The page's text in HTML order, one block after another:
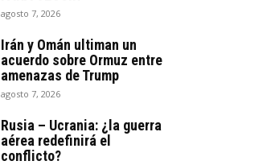
agosto 7, 2026
Irán y Omán ultiman un
acuerdo sobre Ormuz entre
amenazas de Trump
agosto 7, 2026
Rusia – Ucrania: ¿la guerra
aérea redefinirá el
conflicto?